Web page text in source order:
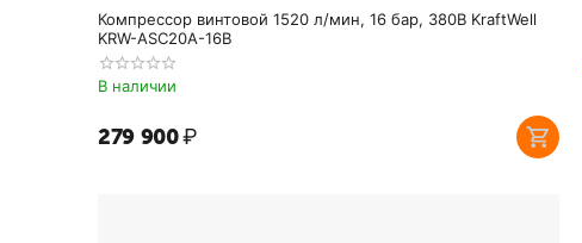
Компрессор винтовой 1520 л/мин, 16 бар, 380В KraftWell
KRW-ASC20A-16B
В наличии
279 900₽